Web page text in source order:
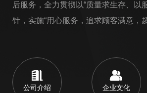
后服务，全力贯彻以“质量求生存、以
针，实施“用心服务，追求顾客满意，
公司介绍 企业文化